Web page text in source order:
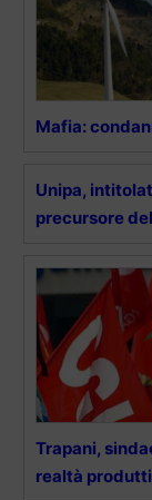
Mafia:
Unipa,
precursore
Trapani,
realtà